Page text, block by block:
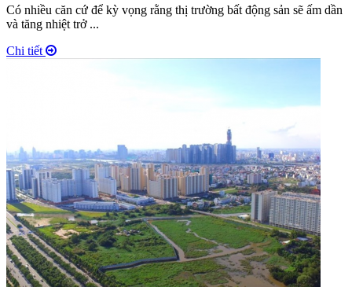
Có nhiều căn cứ để kỳ vọng rằng thị trường bất động sản sẽ ấm dần
và tăng nhiệt trở ...
Chi tiết